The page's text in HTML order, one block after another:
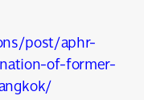
post/aphr-
of-former-